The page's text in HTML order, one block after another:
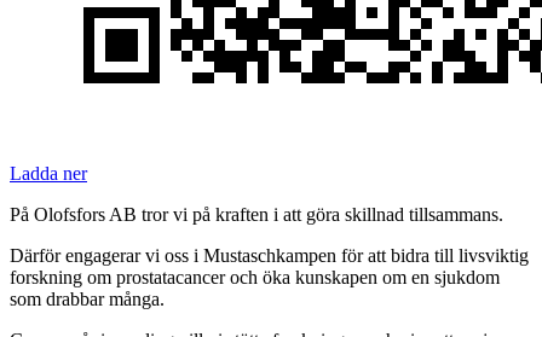
Ladda ner
På Olofsfors AB tror vi på kraften i att göra skillnad tillsammans.
Därför engagerar vi oss i Mustaschkampen för att bidra till livsviktig
forskning om prostatacancer och öka kunskapen om en sjukdom
som drabbar många.